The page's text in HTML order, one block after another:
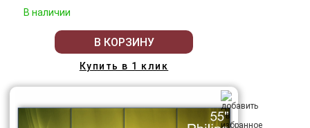
В наличии
В КОРЗИНУ
Купить в 1 клик